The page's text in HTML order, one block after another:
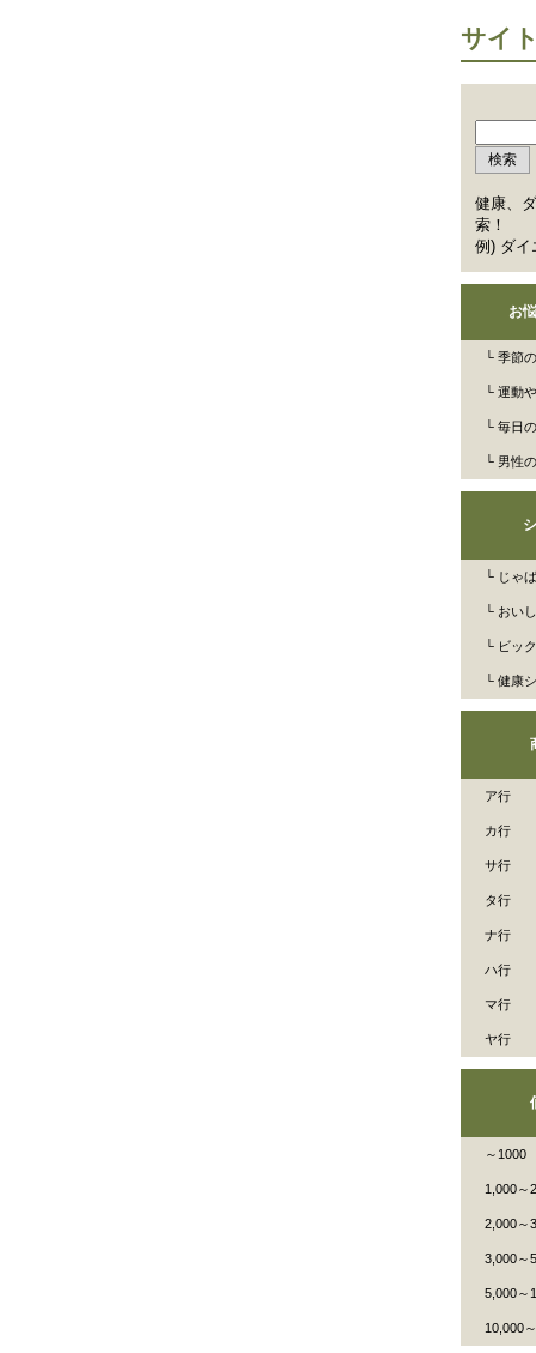
サイ
健康、
索！
例) ダイ
お
└ 季節
└ 運動
└ 毎日
└ 男性
└ じゃ
└ おい
└ ビッ
└ 健康
ア行
カ行
サ行
タ行
ナ行
ハ行
マ行
ヤ行
～1000
1,000～
2,000～
3,000～
5,000～
10,000～